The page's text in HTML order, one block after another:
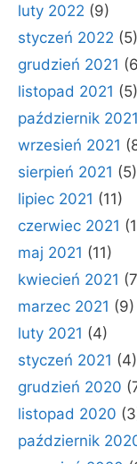
luty 2022 (9)
styczeń 2022 (5)
grudzień 2021
listopad 2021 (5)
październik 2021
wrzesień 2021
sierpień 2021 (5)
lipiec 2021 (11)
czerwiec 2021
maj 2021 (11)
kwiecień 2021
marzec 2021 (9)
luty 2021 (4)
styczeń 2021 (4)
grudzień 2020
listopad 2020
październik